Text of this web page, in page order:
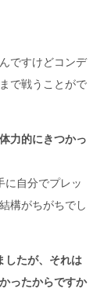
ですけどコンデ
で戦うことがで
力的にきつかっ
に自分でプレッ
構がちがちでし
したが、それは
ったからですか